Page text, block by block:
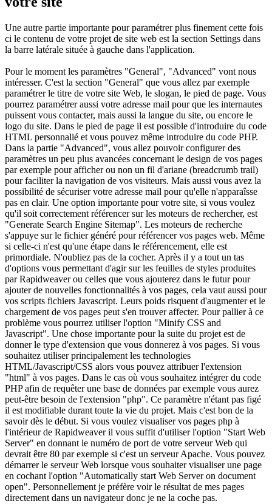
Une autre partie importante pour paramétrer plus finement cette fois
ci le contenu de votre projet de site web est la section Settings dans
la barre latérale située à gauche dans l'application.
Pour le moment les paramètres "General", "Advanced" vont nous
intéresser. C'est la section "General" que vous allez par exemple
paramétrer le titre de votre site Web, le slogan, le pied de page. Vous
pourrez paramétrer aussi votre adresse mail pour que les internautes
puissent vous contacter, mais aussi la langue du site, ou encore le
logo du site. Dans le pied de page il est possible d'introduire du code
HTML personnalié et vous pouvez même introduire du code PHP.
Dans la partie "Advanced", vous allez pouvoir configurer des
paramètres un peu plus avancées concernant le design de vos pages
par exemple pour afficher ou non un fil d'ariane (breadcrumb trail)
pour faciliter la navigation de vos visiteurs. Mais aussi vous avez la
possibilité de sécuriser votre adresse mail pour qu'elle n'apparaîsse
pas en clair. Une option importante pour votre site, si vous voulez
qu'il soit correctement référencer sur les moteurs de rechercher, est
"Generate Search Engine Sitemap". Les moteurs de recherche
s'appuye sur le fichier généré pour référencer vos pages web. Même
si celle-ci n'est qu'une étape dans le référencement, elle est
primordiale. N'oubliez pas de la cocher. Après il y a tout un tas
d'options vous permettant d'agir sur les feuilles de styles produites
par Rapidweaver ou celles que vous ajouterez dans le futur pour
ajouter de nouvelles fonctionnalités à vos pages, cela vaut aussi pour
vos scripts fichiers Javascript. Leurs poids risquent d'augmenter et le
chargement de vos pages peut s'en trouver affecter. Pour pallier à ce
problème vous pourrez utiliser l'option "Minify CSS and
Javascript". Une chose importante pour la suite du projet est de
donner le type d'extension que vous donnerez à vos pages. Si vous
souhaitez utiliser principalement les technologies
HTML/Javascript/CSS alors vous pouvez attribuer l'extension
"html" à vos pages. Dans le cas où vous souhaitez intégrer du code
PHP afin de requêter une base de données par exemple vous aurez
peut-être besoin de l'extension "php". Ce paramètre n'étant pas figé
il est modifiable durant toute la vie du projet. Mais c'est bon de la
savoir dès le début. Si vous voulez visualiser vos pages php à
l'intérieur de Rapidweaver il vous suffit d'utiliser l'option "Start Web
Server" en donnant le numéro de port de votre serveur Web qui
devrait être 80 par exemple si c'est un serveur Apache. Vous pouvez
démarrer le serveur Web lorsque vous souhaiter visualiser une page
en cochant l'option "Automatically start Web Server on document
open". Personnellement je préfère voir le résultat de mes pages
directement dans un navigateur donc je ne la coche pas.